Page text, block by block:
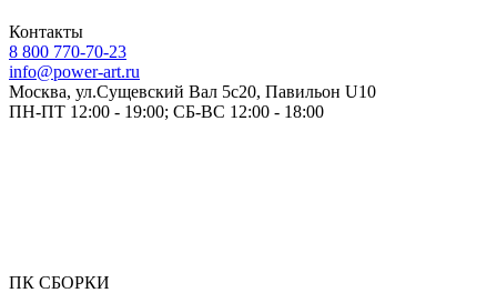
Контакты
8 800 770-70-23
info@power-art.ru
Москва, ул.Сущевский Вал 5с20, Павильон U10
ПН-ПТ 12:00 - 19:00; СБ-ВС 12:00 - 18:00
ПК СБОРКИ